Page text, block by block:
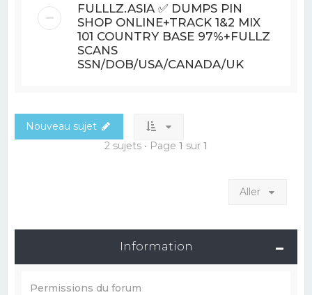
FULLLZ.ASIA ✅ DUMPS PIN
SHOP ONLINE+TRACK 1&2 MIX
101 COUNTRY BASE 97%+FULLZ
SCANS
SSN/DOB/USA/CANADA/UK
Nouveau sujet
2 sujets • Page 1 sur 1
Aller
Information
Permissions du forum